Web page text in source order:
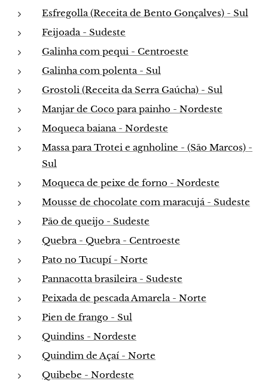
Esfregolla (Receita de Bento Gonçalves) - Sul
Feijoada - Sudeste
Galinha com pequi - Centroeste
Galinha com polenta - Sul
Grostoli (Receita da Serra Gaúcha) - Sul
Manjar de Coco para painho - Nordeste
Moqueca baiana - Nordeste
Massa para Trotei e agnholine - (São Marcos) -
Sul
Moqueca de peixe de forno - Nordeste
Mousse de chocolate com maracujá - Sudeste
Pão de queijo - Sudeste
Quebra - Quebra - Centroeste
Pato no Tucupí - Norte
Pannacotta brasileira - Sudeste
Peixada de pescada Amarela - Norte
Pien de frango - Sul
Quindins - Nordeste
Quindim de Açaí - Norte
Quibebe - Nordeste